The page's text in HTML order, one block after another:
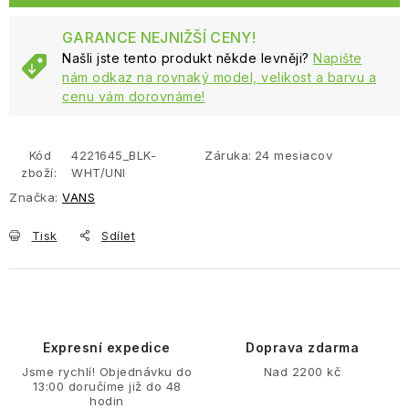
GARANCE NEJNIŽŠÍ CENY!
Našli jste tento produkt někde levněji? Napište
nám odkaz na rovnaký model, velikost a barvu a
cenu vám dorovnáme!
Kód
zboží:
4221645_BLK-
WHT/UNI
Záruka: 24 mesiacov
Značka: VANS
Tisk Sdílet
Expresní expedice
Jsme rychlí! Objednávku do
13:00 doručíme již do 48
hodin
Doprava zdarma
Nad 2200 kč